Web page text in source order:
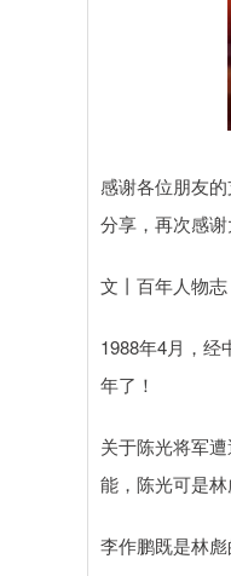
感谢各位朋友
分享，再次感
文丨百年人物志
1988年4月，
年了！
关于陈光将军
能，陈光可是林
李作鹏既是林